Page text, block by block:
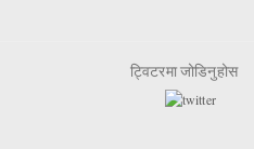
ट्विटरमा जोडिनुहोस